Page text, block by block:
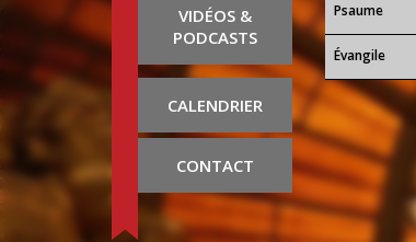
VIDÉOS &
PODCASTS
CALENDRIER
CONTACT
Psaume
Évangile